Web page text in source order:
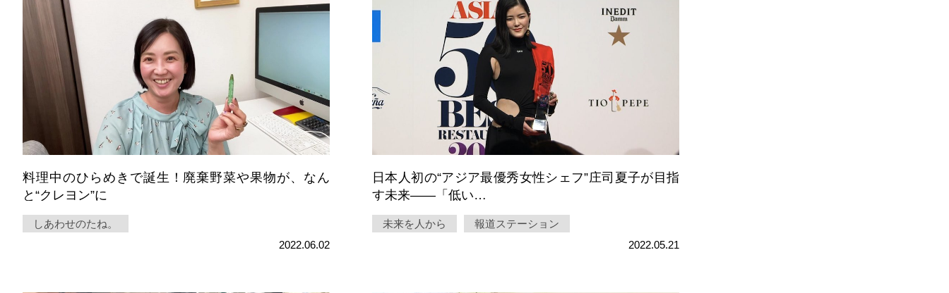
料理中のひらめきで誕生！廃棄野菜や果物が、なん
と“クレヨン”に
しあわせのたね。
2022.06.02
日本人初の“アジア最優秀女性シェフ”庄司夏子が目指
す未来――「低い…
未来を人から
報道ステーション
2022.05.21